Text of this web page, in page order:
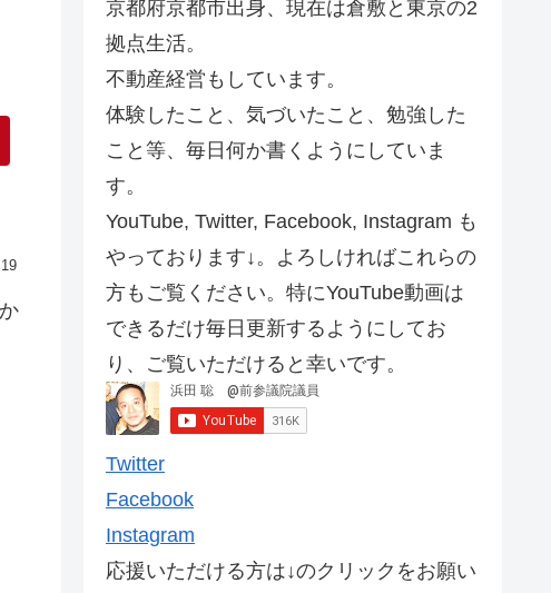
京都府京都市出身、現在は倉敷と東京の2
拠点生活。
不動産経営もしています。
体験したこと、気づいたこと、勉強した
こと等、毎日何か書くようにしていま
す。
YouTube, Twitter, Facebook, Instagram も
やっております↓。よろしければこれらの
方もご覧ください。特にYouTube動画は
できるだけ毎日更新するようにしてお
り、ご覧いただけると幸いです。
Twitter
Facebook
Instagram
応援いただける方は↓のクリックをお願い